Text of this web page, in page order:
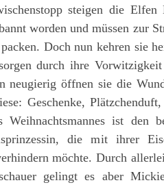
steigen die
worden und müssen zur
Doch nun kehren sie
durch ihre
neugierig öffnen sie die
Geschenke,
ist den
die mit ihrer
möchte. Durch
gelingt es aber